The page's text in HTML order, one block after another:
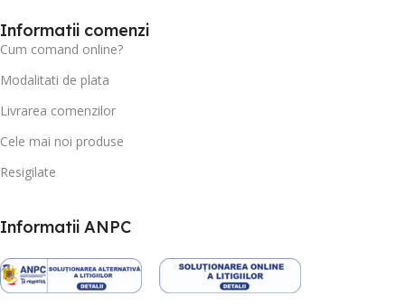
Informatii comenzi
Cum comand online?
Modalitati de plata
Livrarea comenzilor
Cele mai noi produse
Resigilate
Informatii ANPC